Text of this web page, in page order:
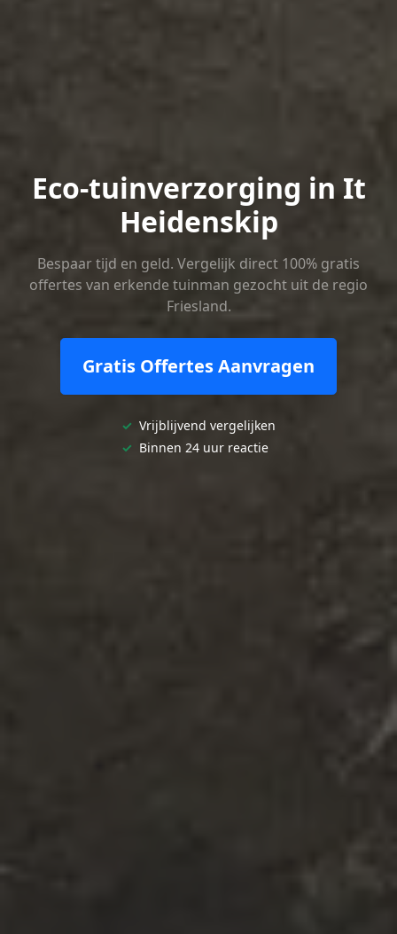
Eco-tuinverzorging in It
Heidenskip
Bespaar tijd en geld. Vergelijk direct 100% gratis
offertes van erkende tuinman gezocht uit de regio
Friesland.
Gratis Offertes Aanvragen
✓ Vrijblijvend vergelijken
✓ Binnen 24 uur reactie